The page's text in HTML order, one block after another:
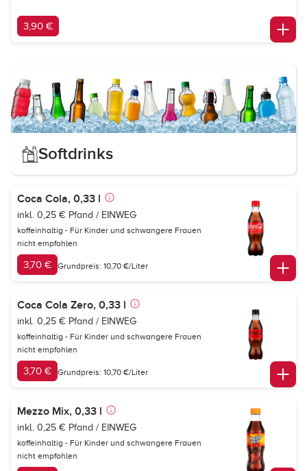
3,90 €
Softdrinks
Coca Cola, 0,33 l
inkl. 0,25 € Pfand / EINWEG
koffeinhaltig - Für Kinder und schwangere Frauen
nicht empfohlen
3,70 € Grundpreis: 10,70 €/Liter
Coca Cola Zero, 0,33 l
inkl. 0,25 € Pfand / EINWEG
koffeinhaltig - Für Kinder und schwangere Frauen
nicht empfohlen
3,70 € Grundpreis: 10,70 €/Liter
Mezzo Mix, 0,33 l
inkl. 0,25 € Pfand / EINWEG
koffeinhaltig - Für Kinder und schwangere Frauen
nicht empfohlen